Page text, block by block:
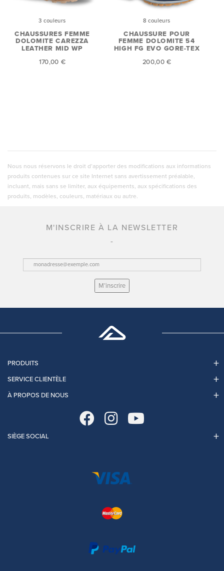
3 couleurs
CHAUSSURES FEMME
DOLOMITE CAREZZA
LEATHER MID WP
170,00 €
8 couleurs
CHAUSSURE POUR
FEMME DOLOMITE 54
HIGH FG EVO GORE-TEX
200,00 €
Nous nous réservons le droit d’apporter des modifications aux informations
produits contenues sur ce site Internet sans avertissement préalable,
incluant, mais sans se limiter, aux équipements, aux spécifications des
produits, modèles, couleurs, matériaux ou autre.
M'INSCRIRE À LA NEWSLETTER
M’inscrire
PRODUITS
SERVICE CLIENTÈLE
À PROPOS DE NOUS
SIÈGE SOCIAL